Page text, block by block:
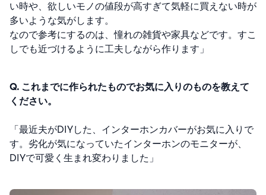
い時や、欲しいモノの値段が高すぎて気軽に買えない時が
多いような気がします。
なので参考にするのは、憧れの雑貨や家具などです。すこ
しでも近づけるように工夫しながら作ります」
Q. これまでに作られたものでお気に入りのものを教えて
ください。
「最近夫がDIYした、インターホンカバーがお気に入りで
す。劣化が気になっていたインターホンのモニターが、
DIYで可愛く生まれ変わりました」